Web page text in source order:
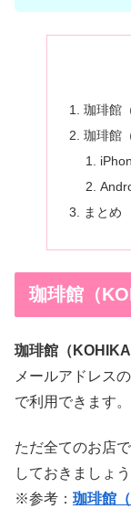
珈琲館
珈琲館
まとめ
珈琲館（
珈琲館（
メールアドレス
で利用できます。
ただ全てのお店
しておきましょう
※参考： 珈琲館